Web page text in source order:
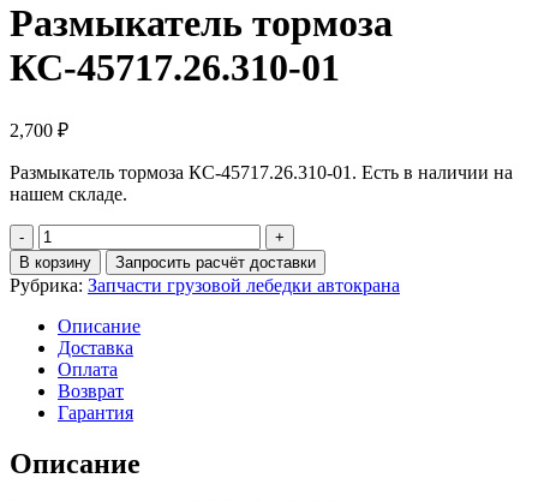
Размыкатель тормоза
КС-45717.26.310-01
2,700 ₽
Размыкатель тормоза КС-45717.26.310-01. Есть в наличии на
нашем складе.
Количество
Размыкатель
тормоза
КС-45717.26.310-
В корзину Запросить расчёт доставки
Рубрика: Запчасти грузовой лебедки автокрана
Описание
Доставка
Оплата
Возврат
Гарантия
Описание